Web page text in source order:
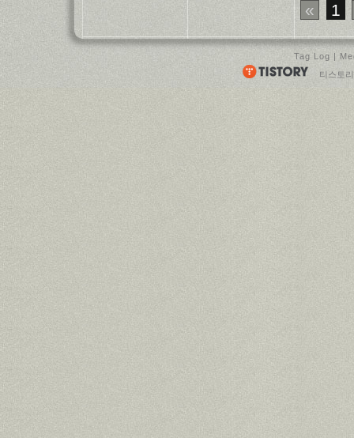
« 1
Tag Log |
티스토